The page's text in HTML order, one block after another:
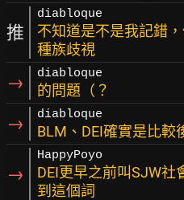
推
diabloque
不知道是不是我記錯
種族歧視
→ diabloque
的問題（？
→ diabloque
BLM、DEI確實是比較
→
HappyPoyo
DEI更早之前叫SJW社
到這個詞